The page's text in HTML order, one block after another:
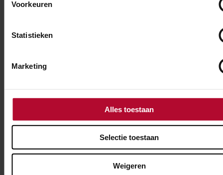
Voorkeuren
Statistieken
Marketing
Alles toestaan
Selectie toestaan
Weigeren
BIJGEWERKT